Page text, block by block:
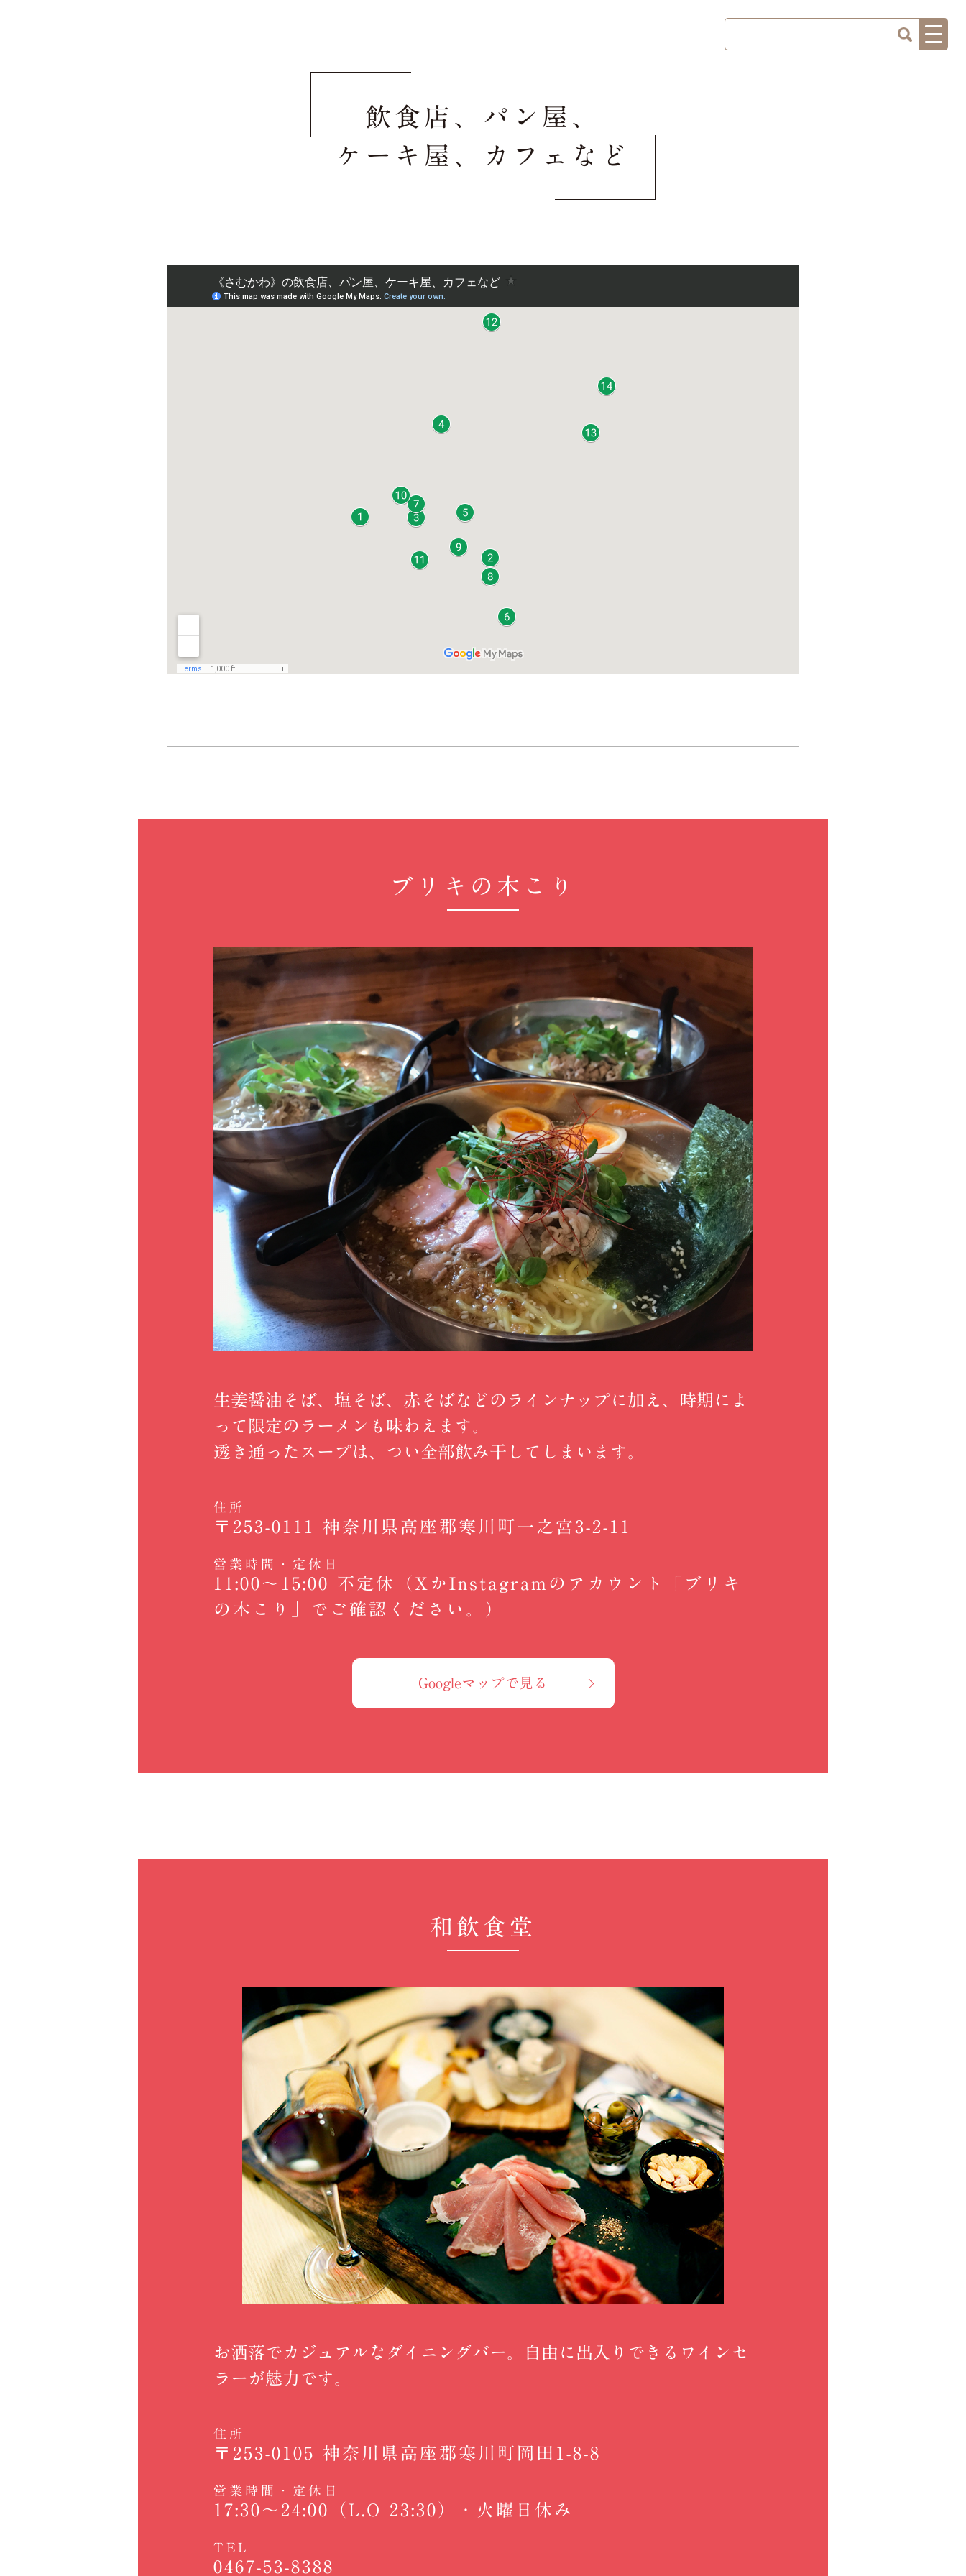
飲食店、パン屋、
ケーキ屋、カフェなど
ブリキの木こり
生姜醤油そば、塩そば、赤そばなどのラインナップに加え、時期によ
って限定のラーメンも味わえます。
透き通ったスープは、つい全部飲み干してしまいます。
住所
〒253-0111 神奈川県高座郡寒川町一之宮3-2-11
営業時間・定休日
11:00～15:00 不定休（XかInstagramのアカウント「ブリキ
の木こり」でご確認ください。）
Googleマップで見る
和飲食堂
お洒落でカジュアルなダイニングバー。自由に出入りできるワインセ
ラーが魅力です。
住所
〒253-0105 神奈川県高座郡寒川町岡田1-8-8
営業時間・定休日
17:30〜24:00（L.O 23:30）・火曜日休み
TEL
0467-53-8388